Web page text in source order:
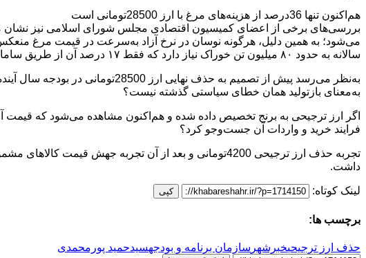
هم‌اکنون تنها 36درصد از هزینه‌های مرغ با ارز 28500تومانی است
می‌شود؛ به همین دلیل، هرگونه نوسان در نرخ آزاد به‌سرعت در قیمت مرغ
سالانه به حدود ۸۰ میلیون تن خوراک نیاز دارد که فقط ۱۷ درصد آن از طریق سامانه بازارگاه با نرخ ارز ترجیحی تأمین می‌شود و تولیدکنندگان ناچارند مابقی را از بازار آزاد بخرند.
به‌نظر می‌رسد پیش از تصمیم به حذف
به‌معنای بازتولید همان خطای سیاستی گذشته نیست؟
اگر ارز ترجیحی به برنج تخصیص داده شده و هم‌اکنون مشاهده می‌شود که قیمت
فرایند خرید و واردات آن جست‌وجو کرد؟
داشت.
لینک کوتاه: کپی
برچسب ها:
حذف ارز ترجیحیخبرشهر سازمان برنامه و بودجهسیدحمید پورمحمدی